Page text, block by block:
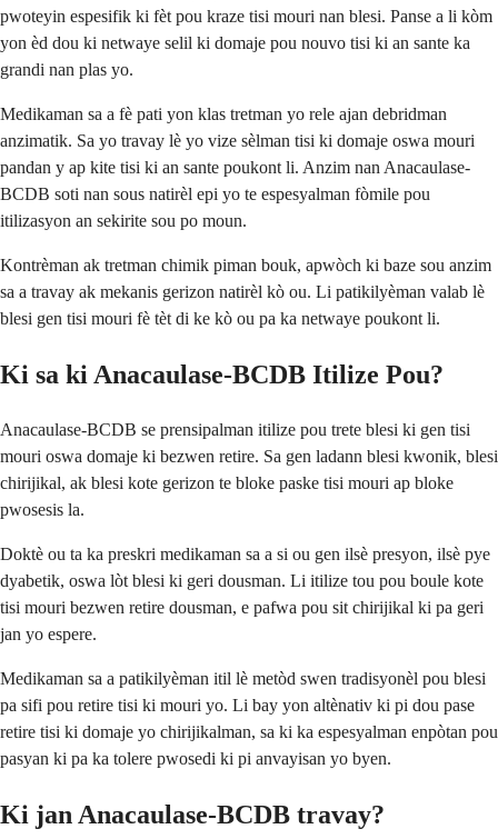
pwoteyin espesifik ki fèt pou kraze tisi mouri nan blesi. Panse a li kòm
yon èd dou ki netwaye selil ki domaje pou nouvo tisi ki an sante ka
grandi nan plas yo.
Medikaman sa a fè pati yon klas tretman yo rele ajan debridman
anzimatik. Sa yo travay lè yo vize sèlman tisi ki domaje oswa mouri
pandan y ap kite tisi ki an sante poukont li. Anzim nan Anacaulase-
BCDB soti nan sous natirèl epi yo te espesyalman fòmile pou
itilizasyon an sekirite sou po moun.
Kontrèman ak tretman chimik piman bouk, apwòch ki baze sou anzim
sa a travay ak mekanis gerizon natirèl kò ou. Li patikilyèman valab lè
blesi gen tisi mouri fè tèt di ke kò ou pa ka netwaye poukont li.
Ki sa ki Anacaulase-BCDB Itilize Pou?
Anacaulase-BCDB se prensipalman itilize pou trete blesi ki gen tisi
mouri oswa domaje ki bezwen retire. Sa gen ladann blesi kwonik, blesi
chirijikal, ak blesi kote gerizon te bloke paske tisi mouri ap bloke
pwosesis la.
Doktè ou ta ka preskri medikaman sa a si ou gen ilsè presyon, ilsè pye
dyabetik, oswa lòt blesi ki geri dousman. Li itilize tou pou boule kote
tisi mouri bezwen retire dousman, e pafwa pou sit chirijikal ki pa geri
jan yo espere.
Medikaman sa a patikilyèman itil lè metòd swen tradisyonèl pou blesi
pa sifi pou retire tisi ki mouri yo. Li bay yon altènativ ki pi dou pase
retire tisi ki domaje yo chirijikalman, sa ki ka espesyalman enpòtan pou
pasyan ki pa ka tolere pwosedi ki pi anvayisan yo byen.
Ki jan Anacaulase-BCDB travay?